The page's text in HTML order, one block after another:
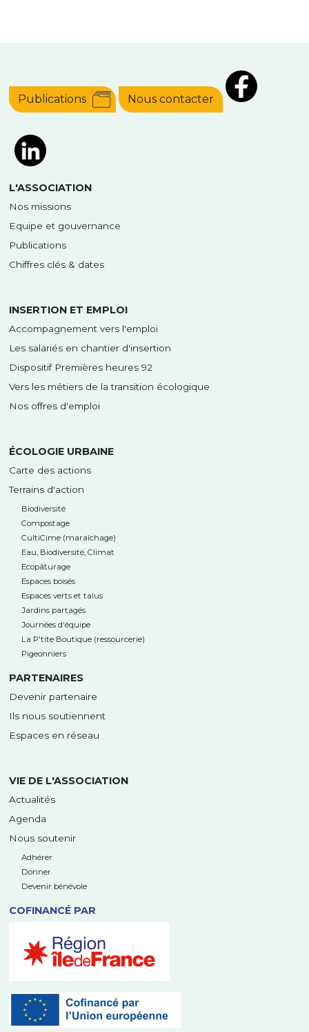
Publications Nous contacter
L'ASSOCIATION
Nos missions
Equipe et gouvernance
Publications
Chiffres clés & dates
INSERTION ET EMPLOI
Accompagnement vers l'emploi
Les salariés en chantier d'insertion
Dispositif Premières heures 92
Vers les métiers de la transition écologique
Nos offres d'emploi
ÉCOLOGIE URBAINE
Carte des actions
Terrains d'action
Biodiversité
Compostage
CultiCime (maraîchage)
Eau, Biodiversité, Climat
Ecopâturage
Espaces boisés
Espaces verts et talus
Jardins partagés
Journées d'équipe
La P'tite Boutique (ressourcerie)
Pigeonniers
PARTENAIRES
Devenir partenaire
Ils nous soutiennent
Espaces en réseau
VIE DE L'ASSOCIATION
Actualités
Agenda
Nous soutenir
Adhérer
Donner
Devenir bénévole
COFINANCÉ PAR